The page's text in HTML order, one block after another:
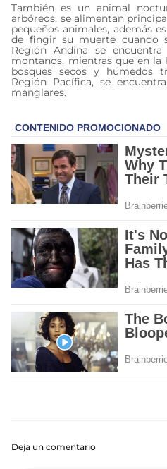
También es un animal
arbóreos, se alimentan
pequeños animales, además
de fingir su muerte cuando
Región Andina se
montanos, mientras que en la
bosques secos y húmedos
Región Pacífica, se
manglares.
Deja un comentario